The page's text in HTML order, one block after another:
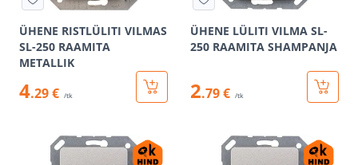
ÜHENE RISTLÜLITI VILMAS
SL-250 RAAMITA
METALLIK
4.29 € /tk
ÜHENE LÜLITI VILMA SL-
250 RAAMITA SHAMPANJA
2.79 € /tk